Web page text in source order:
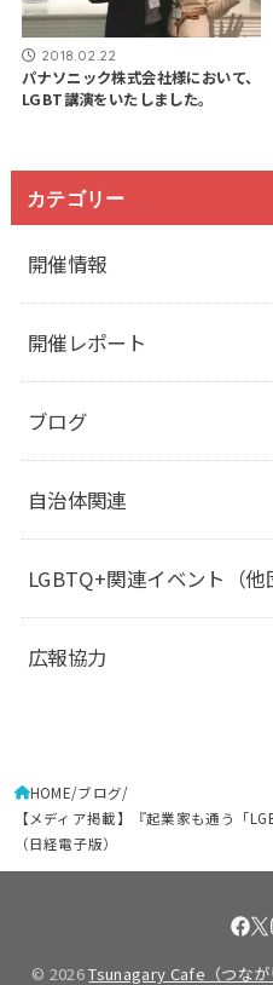
2018.02.22
パナソニック株式会社様において、
LGBT講演をいたしました。
カテゴリー
開催情報
開催レポート
ブログ
自治体関連
LGBTQ+関連イベント（他
広報協力
HOME ブログ
【メディア掲載】『起業家も通う「
（日経電子版）
© 2026Tsunagary Cafe（つなが